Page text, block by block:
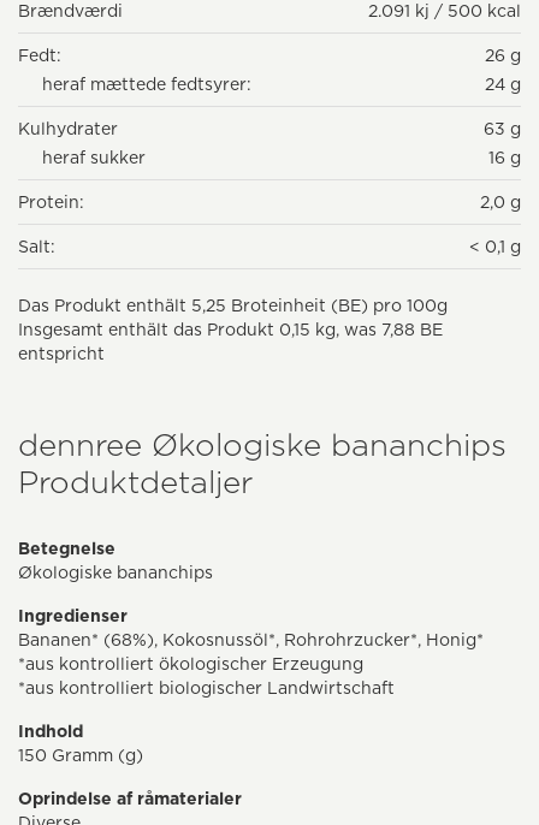
Brændværdi 2.091 kj / 500 kcal
Fedt:
26 g
heraf mættede fedtsyrer:
24 g
Kulhydrater
63 g
heraf sukker
16 g
Protein: 2,0 g
Salt: < 0,1 g
Das Produkt enthält 5,25 Broteinheit (BE) pro 100g
Insgesamt enthält das Produkt 0,15 kg, was 7,88 BE
entspricht
dennree Økologiske bananchips
Produktdetaljer
Betegnelse
Økologiske bananchips
Ingredienser
Bananen* (68%), Kokosnussöl*, Rohrohrzucker*, Honig*
*aus kontrolliert ökologischer Erzeugung
*aus kontrolliert biologischer Landwirtschaft
Indhold
150 Gramm (g)
Oprindelse af råmaterialer